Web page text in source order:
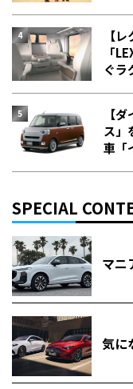
【
「
ぐラ
【
ス」
車「
SPECIAL
マニ
気に